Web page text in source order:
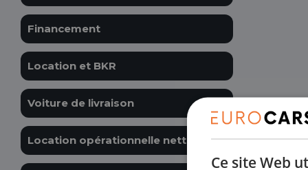
Financement
Location et BKR
Voiture de livraison
Location opérationnelle nette
Ce site Web